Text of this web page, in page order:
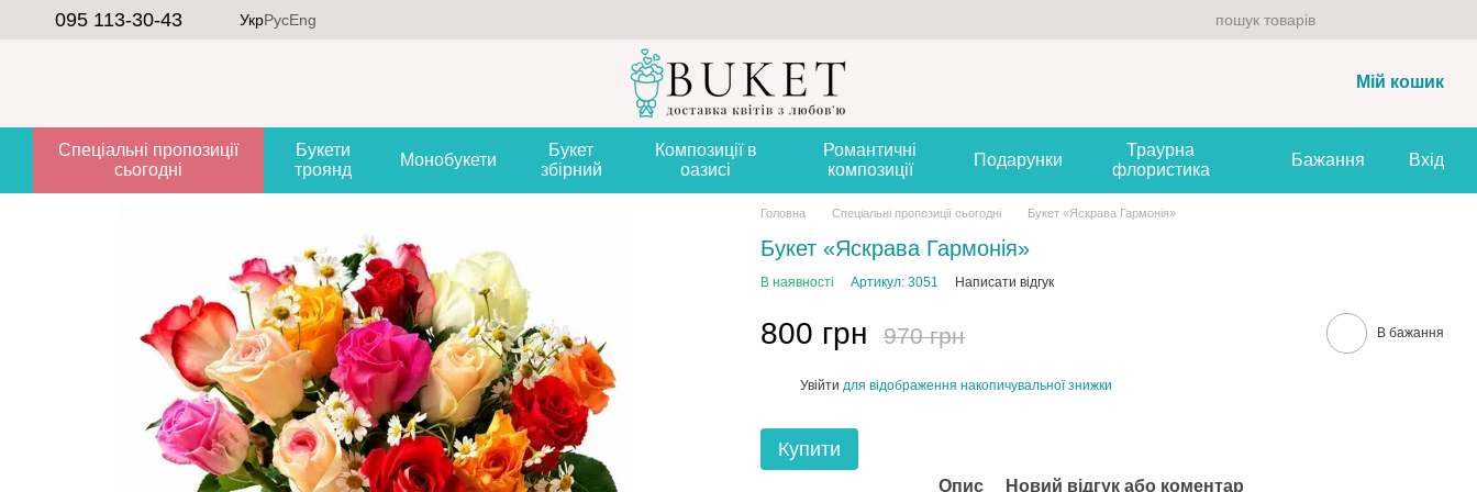
Перейти до основного контенту
095 113-30-43 УкрРусEng
Мій кошик
Спеціальні пропозиції
сьогодні
Букети
троянд
Монобукети
Букет
збірний
Композиції в
оазисі
Романтичні
композиції
Подарунки
Траурна
флористика
Бажання Вхід
Головна Спеціальні пропозиції сьогодні Букет «Яскрава Гармонія»
Букет «Яскрава Гармонія»
В наявності Артикул: 3051 Написати відгук
800 грн 970 грн В бажання
Увійти для відображення накопичувальної знижки
Купити
Опис Новий відгук або коментар